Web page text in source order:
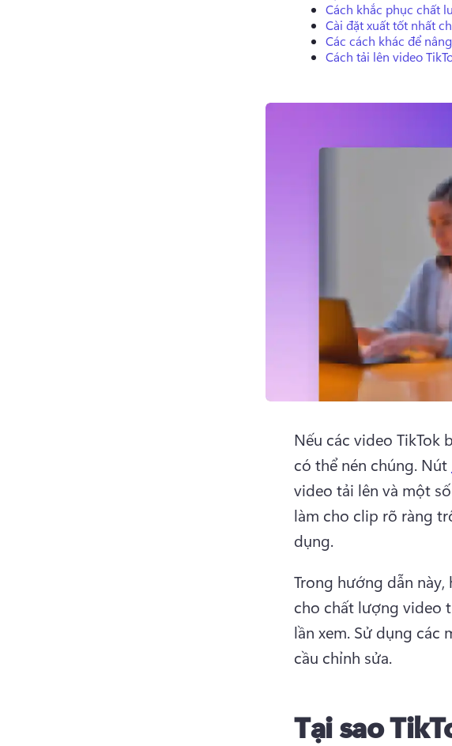
Cách khắc phục chất
Cài đặt xuất tốt nhất
Các cách khác để
Cách tải lên video
Nếu các video TikTok
có thể nén chúng. Nút
video tải lên và một
làm cho clip rõ ràng
dụng.
Trong hướng dẫn
cho chất lượng video
lần xem. Sử dụng các
cầu chỉnh sửa.
Tại sao